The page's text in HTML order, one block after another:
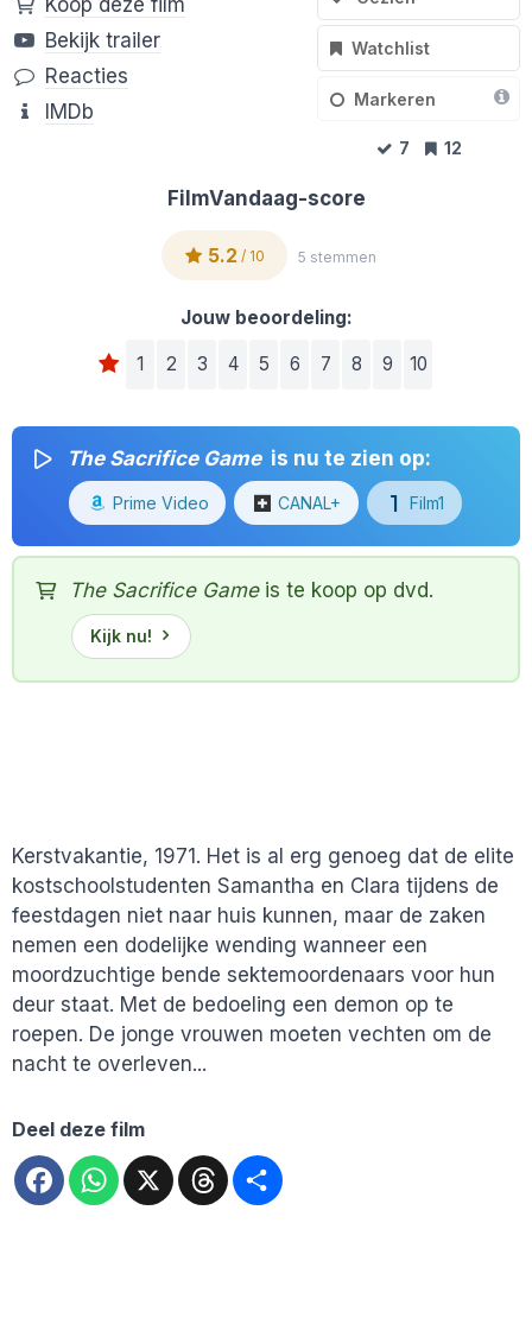
Watchlist
Markeren
7 12
Koop deze film
Bekijk trailer
Reacties
IMDb
FilmVandaag-score
5.2 / 10 5 stemmen
Jouw beoordeling:
1 2 3 4 5 6 7 8 9 10
The Sacrifice Game is nu te zien op:
Prime Video CANAL+ Film1
The Sacrifice Gameis te koop op dvd.
Kijk nu!
Kerstvakantie, 1971. Het is al erg genoeg dat de elite
kostschoolstudenten Samantha en Clara tijdens de
feestdagen niet naar huis kunnen, maar de zaken
nemen een dodelijke wending wanneer een
moordzuchtige bende sektemoordenaars voor hun
deur staat. Met de bedoeling een demon op te
roepen. De jonge vrouwen moeten vechten om de
nacht te overleven...
Deel deze film
FacebookWhatsApp
X Threads